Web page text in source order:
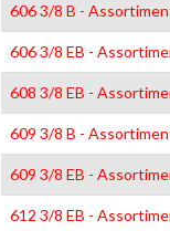
606 3/8 B -
606 3/8 EB -
608 3/8 EB -
609 3/8 B -
609 3/8 EB -
612 3/8 EB -